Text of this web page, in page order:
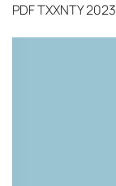
PDFTXXNTY 2023